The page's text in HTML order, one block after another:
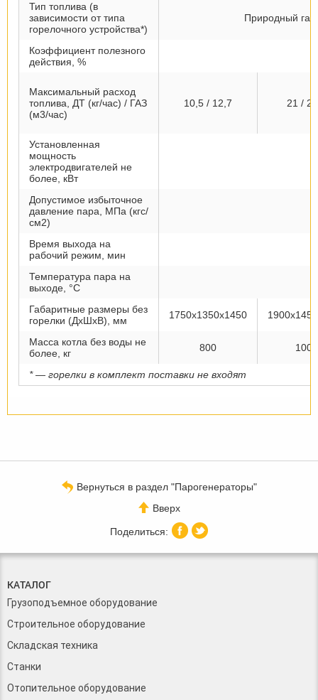
Тип топлива (в
зависимости от типа
горелочного устройства*)
Природный газ
Коэффициент полезного
действия, %
Максимальный расход
топлива, ДТ (кг/час) / ГАЗ
(м3/час)
10,5 / 12,7 21 /
Установленная
мощность
электродвигателей не
более, кВт
Допустимое избыточное
давление пара, МПа (кгс/
см2)
Время выхода на
рабочий режим, мин
Температура пара на
выходе, °С
Габаритные размеры без
горелки (ДхШхВ), мм
1750х1350х1450
Масса котла без воды не
более, кг
800 1000
* — горелки в комплект поставки не входят
Вернуться в раздел "Парогенераторы"
Вверх
КАТАЛОГ
Грузоподъемное оборудование
Строительное оборудование
Складская техника
Станки
Отопительное оборудование